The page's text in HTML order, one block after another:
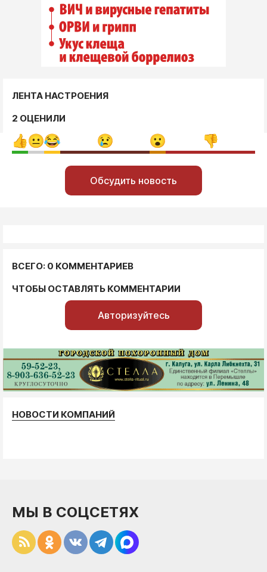
ЛЕНТА НАСТРОЕНИЯ
2 ОЦЕНИЛИ
Обсудить новость
ВСЕГО: 0 КОММЕНТАРИЕВ
ЧТОБЫ ОСТАВЛЯТЬ КОММЕНТАРИИ
Авторизуйтесь
НОВОСТИ КОМПАНИЙ
МЫ В СОЦСЕТЯХ